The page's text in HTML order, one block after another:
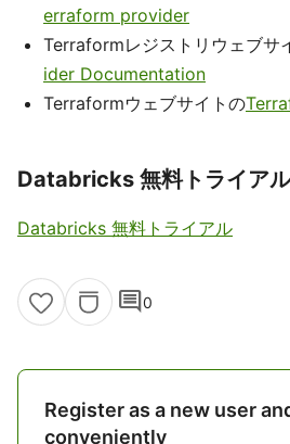
erraform provider
Terraformレジストリウェブサ
ider Documentation
Terraformウェブサイトの
Databricks 無料トライアル
Databricks 無料トライアル
comment0
Register as a new user
conveniently